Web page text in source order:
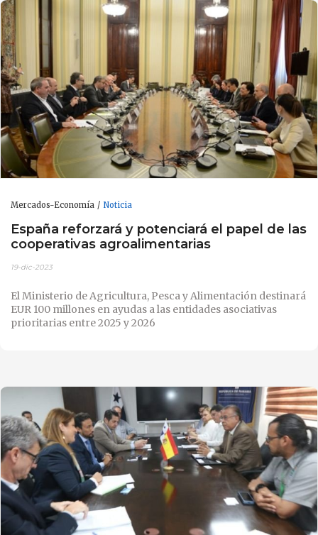
Mercados-Economía Noticia
España reforzará y potenciará el papel de las
cooperativas agroalimentarias
19-dic-2023
El Ministerio de Agricultura, Pesca y Alimentación destinará
EUR 100 millones en ayudas a las entidades asociativas
prioritarias entre 2025 y 2026